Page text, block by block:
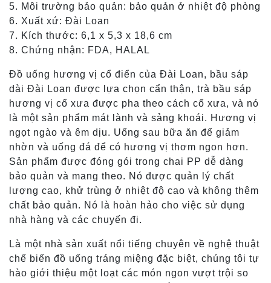
5. Môi trường bảo quản: bảo quản ở nhiệt độ phòng
6. Xuất xứ: Đài Loan
7. Kích thước: 6,1 x 5,3 x 18,6 cm
8. Chứng nhận: FDA, HALAL
Đồ uống hương vị cổ điển của Đài Loan, bầu sáp
dài Đài Loan được lựa chọn cẩn thận, trà bầu sáp
hương vị cổ xưa được pha theo cách cổ xưa, và nó
là một sản phẩm mát lành và sảng khoái. Hương vị
ngọt ngào và êm dịu. Uống sau bữa ăn để giảm
nhờn và uống đá để có hương vị thơm ngon hơn.
Sản phẩm được đóng gói trong chai PP dễ dàng
bảo quản và mang theo. Nó được quản lý chất
lượng cao, khử trùng ở nhiệt độ cao và không thêm
chất bảo quản. Nó là hoàn hảo cho việc sử dụng
nhà hàng và các chuyến đi.
Là một nhà sản xuất nổi tiếng chuyên về nghệ thuật
chế biến đồ uống tráng miệng đặc biệt, chúng tôi tự
hào giới thiệu một loạt các món ngon vượt trội so